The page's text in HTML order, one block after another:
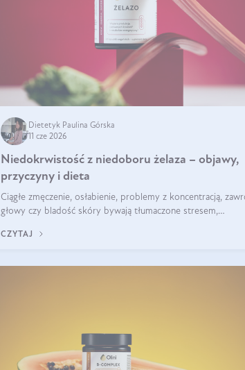
Dietetyk Paulina Górska
11 cze 2026
Niedokrwistość z niedoboru żelaza – objawy,
przyczyny i dieta
Ciągłe zmęczenie, osłabienie, problemy z koncentracją,
głowy czy bladość skóry bywają tłumaczone stresem,
może być niedokrwistość z niedoboru żelaza.
CZYTAJ